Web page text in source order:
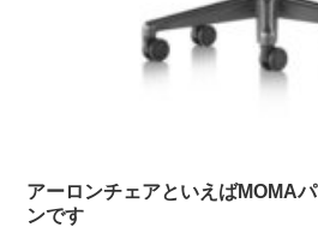
アーロンチェアといえばMOMA
ンです